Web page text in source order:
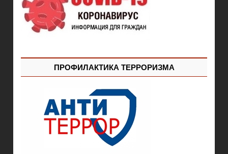
ПРОФИЛАКТИКА ТЕРРОРИЗМА